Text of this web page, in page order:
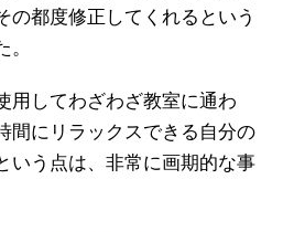
の都度修正してくれるという
用してわざわざ教室に通わ
間にリラックスできる自分の
いう点は、非常に画期的な事